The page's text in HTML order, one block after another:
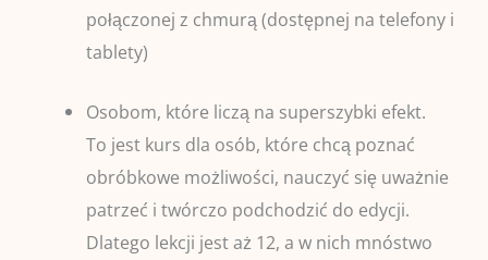
połączonej z chmurą (dostępnej na telefony i
tablety)
Osobom, które liczą na superszybki efekt.
To jest kurs dla osób, które chcą poznać
obróbkowe możliwości, nauczyć się uważnie
patrzeć i twórczo podchodzić do edycji.
Dlatego lekcji jest aż 12, a w nich mnóstwo